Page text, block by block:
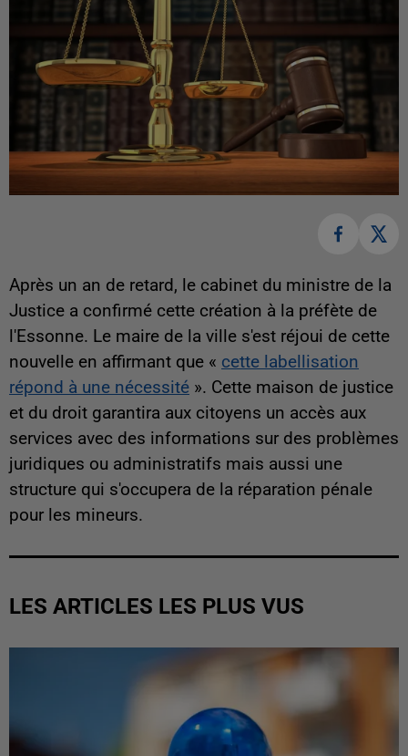
Après un an de retard, le cabinet du ministre de la
Justice a confirmé cette création à la préfète de
l'Essonne. Le maire de la ville s'est réjoui de cette
nouvelle en affirmant que « cette labellisation
répond à une nécessité ». Cette maison de justice
et du droit garantira aux citoyens un accès aux
services avec des informations sur des problèmes
juridiques ou administratifs mais aussi une
structure qui s'occupera de la réparation pénale
pour les mineurs.
LES ARTICLES LES PLUS VUS